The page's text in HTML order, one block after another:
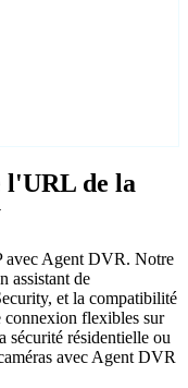
l'URL de la
avec Agent DVR. Notre
assistant de
et la compatibilité
flexibles sur
sécurité résidentielle ou
avec Agent DVR